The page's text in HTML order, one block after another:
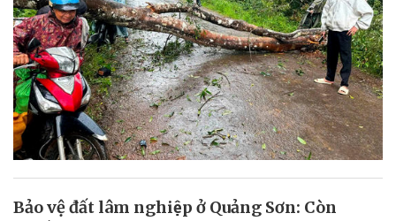
Bảo vệ đất lâm nghiệp ở Quảng Sơn: Còn